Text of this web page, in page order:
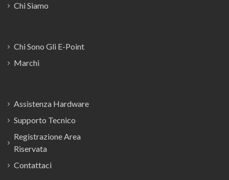
Chi Siamo
Chi Sono Gli E-Point
Marchi
Assistenza Hardware
Supporto Tecnico
Registrazione Area
Riservata
Contattaci